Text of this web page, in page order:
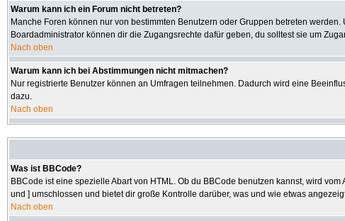
Warum kann ich ein Forum nicht betreten?
Manche Foren können nur von bestimmten Benutzern oder Gruppen betreten
Boardadministrator können dir die Zugangsrechte dafür geben, du solltest sie um
Nach oben
Warum kann ich bei Abstimmungen nicht mitmachen?
Nur registrierte Benutzer können an Umfragen teilnehmen. Dadurch wird eine
dazu.
Nach oben
Was ist BBCode?
BBCode ist eine spezielle Abart von HTML. Ob du BBCode benutzen kannst, wird
und ] umschlossen und bietet dir große Kontrolle darüber, was und wie etwas
Nach oben